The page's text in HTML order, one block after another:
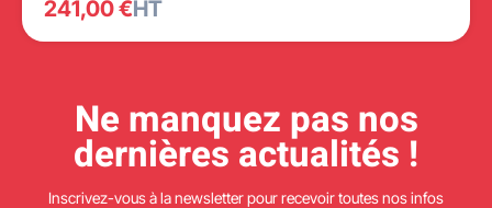
241,00 €HT
Ne manquez pas nos
dernières actualités !
Inscrivez-vous à la newsletter pour recevoir toutes nos infos